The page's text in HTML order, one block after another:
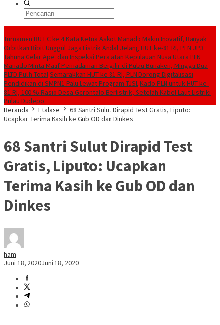
Turnamen BU FC ke 4 Kata Ketua Askot Manado Makin Inovatif, Banyak
Orbitkan Bibit Unggul Jaga Listrik Andal Jelang HUT ke-81 RI, PLN UP3
Tahuna Gelar Apel dan Inspeksi Peralatan Kepulauan Nusa Utara PLN
Manado Minta Maaf Pemadaman Bergilir di Pulau Bunaken, Minggu Dua
PLTD Pulih TotalSemarakkan HUT ke 81 RI, PLN Dorong Digitalisasi
Pendidikan di SMPN1 Palu Lewat Program TJSLKado PLN untuk HUT ke-
81 RI, 100 % Rasio Desa Gorontalo Berlistrik, Setelah Kabel Laut Listriki
Pulau Dudepo
Beranda
Etalase
68 Santri Sulut Dirapid Test Gratis, Liputo:
Ucapkan Terima Kasih ke Gub OD dan Dinkes
68 Santri Sulut Dirapid Test
Gratis, Liputo: Ucapkan
Terima Kasih ke Gub OD dan
Dinkes
ham
Juni 18, 2020Juni 18, 2020